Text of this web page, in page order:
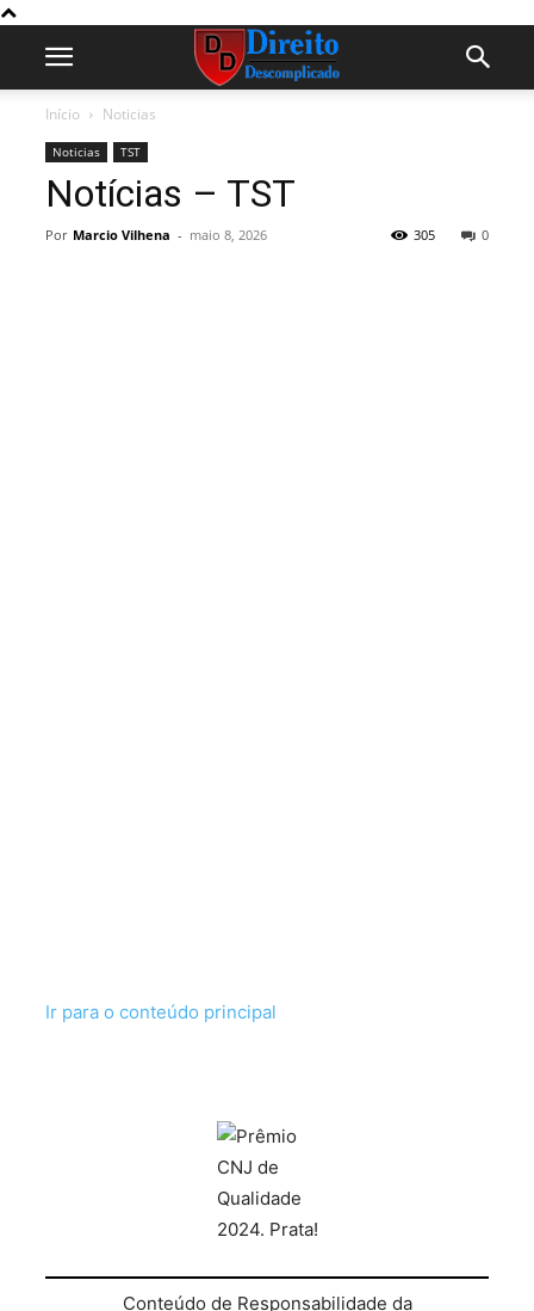
Início Noticias
Noticias TST
Notícias – TST
Por Marcio Vilhena - maio 8, 2026 0
305
Ir para o conteúdo principal
Conteúdo de Responsabilidade da